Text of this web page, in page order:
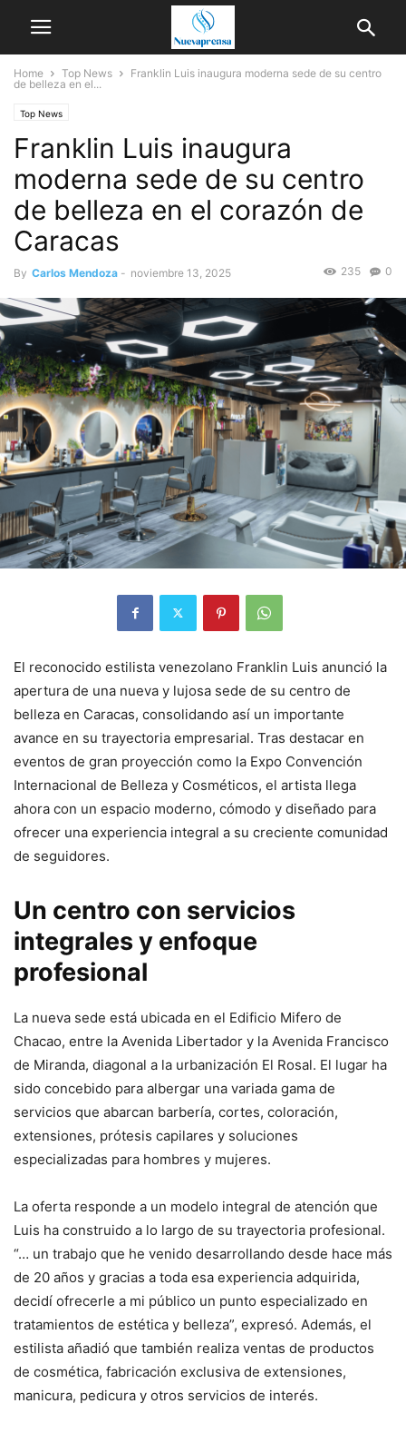
Home Top News
Franklin Luis inaugura moderna sede de su centro
de belleza en el...
Top News
Franklin Luis inaugura
moderna sede de su centro
de belleza en el corazón de
Caracas
By Carlos Mendoza - noviembre 13, 2025 0
235
El reconocido estilista venezolano Franklin Luis anunció la
apertura de una nueva y lujosa sede de su centro de
belleza en Caracas, consolidando así un importante
avance en su trayectoria empresarial. Tras destacar en
eventos de gran proyección como la Expo Convención
Internacional de Belleza y Cosméticos, el artista llega
ahora con un espacio moderno, cómodo y diseñado para
ofrecer una experiencia integral a su creciente comunidad
de seguidores.
Un centro con servicios
integrales y enfoque
profesional
La nueva sede está ubicada en el Edificio Mifero de
Chacao, entre la Avenida Libertador y la Avenida Francisco
de Miranda, diagonal a la urbanización El Rosal. El lugar ha
sido concebido para albergar una variada gama de
servicios que abarcan barbería, cortes, coloración,
extensiones, prótesis capilares y soluciones
especializadas para hombres y mujeres.
La oferta responde a un modelo integral de atención que
Luis ha construido a lo largo de su trayectoria profesional.
“… un trabajo que he venido desarrollando desde hace más
de 20 años y gracias a toda esa experiencia adquirida,
decidí ofrecerle a mi público un punto especializado en
tratamientos de estética y belleza”, expresó. Además, el
estilista añadió que también realiza ventas de productos
de cosmética, fabricación exclusiva de extensiones,
manicura, pedicura y otros servicios de interés.